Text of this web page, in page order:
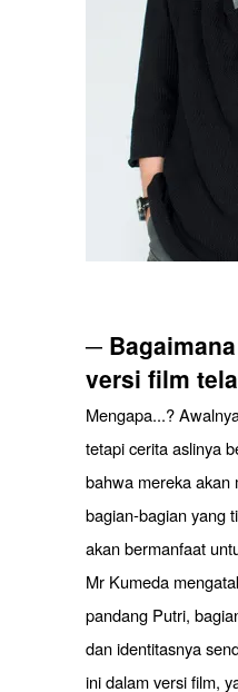
─
versi film
Mengapa...?
tetapi cerita aslinya
bahwa mereka akan
bagian-bagian yang
akan bermanfaat
Mr Kumeda
pandang Putri,
dan identitasnya
ini dalam versi film,